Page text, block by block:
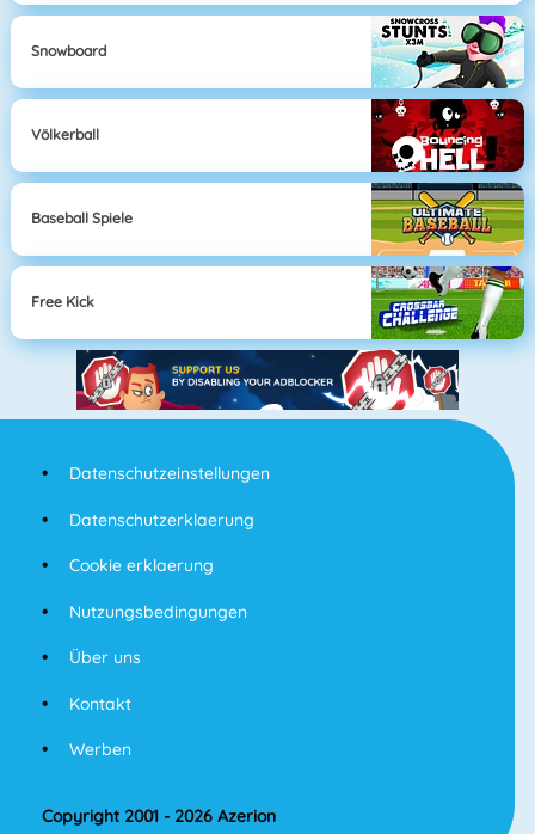
Snowboard
Völkerball
Baseball Spiele
Free Kick
Datenschutzeinstellungen
Datenschutzerklaerung
Cookie erklaerung
Nutzungsbedingungen
Über uns
Kontakt
Werben
Copyright 2001 - 2026 Azerion